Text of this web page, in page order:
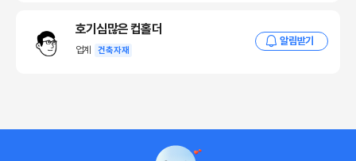
호기심많은 컵홀더
업계 건축자재
알림받기